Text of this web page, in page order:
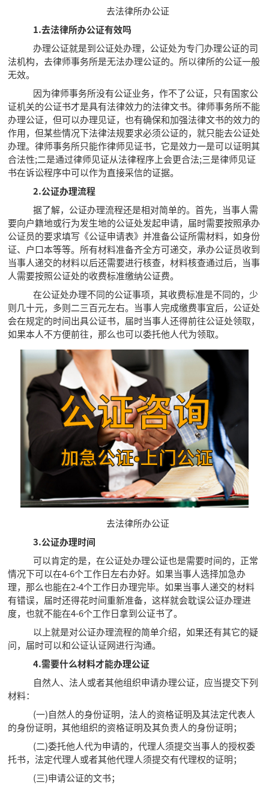
去法律所办公证
1.去法律所办公证有效吗
办理公证就是到公证处办理，公证处为专门办理公证的司
法机构，去律师事务所是无法办理公证的。所以律所的公证一般
无效。
因为律师事务所没有公证业务，作不了公证，只有国家公
证机关的公证书才是具有法律效力的法律文书。律师事务所不能
办理公证，但可以办理见证，也有确保和加强法律文书的效力的
作用，但某些情况下法律法规要求必须公证的，就只能去公证处
办理。律师事务所只能作律师见证书，它是效力一是可以证明其
合法性;二是通过律师见证从法律程序上会更合法;三是律师见证
书在诉讼程序中可以作为直接采信的证据。
2.公证办理流程
据了解，公证办理流程还是相对简单的。首先，当事人需
要向户籍地或行为发生地的公证处发起申请，届时需要按照承办
公证员的要求填写《公证申请表》并准备公证所需材料，如身份
证、户口本等等。所有材料准备齐全方可递交，承办公证员收到
当事人递交的材料以后还需要进行核查，材料核查通过后，当事
人需要按照公证处的收费标准缴纳公证费。
在公证处办理不同的公证事项，其收费标准是不同的，少
则几十元，多则二三百元左右。当事人完成缴费事宜后，公证处
会在规定的时间出具公证书，届时当事人还得前往公证处领取，
如果本人不方便前往，那么也可以委托他人代为领取。
去法律所办公证
3.公证办理时间
可以肯定的是，在公证处办理公证也是需要时间的，正常
情况下可以在4-6个工作日左右办好。如果当事人选择加急办
理，那么也能在2-4个工作日办理完毕。如果当事人递交的材料
有错误，届时还得花时间重新准备，这样就会耽误公证办理进
度，也就不能在4-6个工作日拿到公证书了。
以上就是对公证办理流程的简单介绍，如果还有其它的疑
问，届时可以和公证认证网进行沟通。
4.需要什么材料才能办理公证
自然人、法人或者其他组织申请办理公证，应当提交下列
材料：
(一)自然人的身份证明，法人的资格证明及其法定代表人
的身份证明，其他组织的资格证明及其负责人的身份证明；
(二)委托他人代为申请的，代理人须提交当事人的授权委
托书，法定代理人或者其他代理人须提交有代理权的证明；
(三)申请公证的文书；